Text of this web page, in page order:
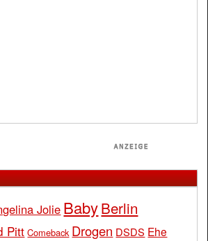
Jolie BabyBerlin
Pitt Comeback Drogen DSDS Ehe